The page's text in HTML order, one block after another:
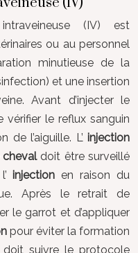
intraveineuse (IV) est
ou au personnel
minutieuse de la
et une insertion
Avant d’injecter le
vérifier le reflux sanguin
l’aiguille. L’ injection
chevaldoit être surveillé
injectionen raison du
Après le retrait de
le garrot et d’appliquer
pour éviter la formation
doit suivre le protocole